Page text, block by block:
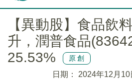
【異動股】食品飲
升，潤普食品
25.53%
原創
日期： 2024年12月10